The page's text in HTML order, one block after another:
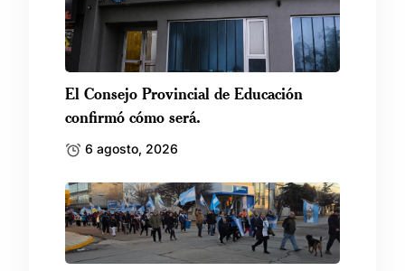
El Consejo Provincial de Educación
confirmó cómo será.
6 agosto, 2026